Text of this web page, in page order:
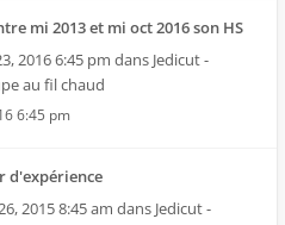
mi 2013 et mi oct 2016 son HS
2016 6:45 pm dans Jedicut -
au fil chaud
6:45 pm
d'expérience
2015 8:45 am dans Jedicut -